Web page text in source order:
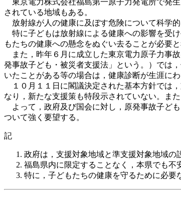
東京電力株式会社福島第一原子力発電所で発
されている地域もある。
放射線が人の健康に及ぼす危険について科学
特に子どもは放射線による健康への影響を受
もたちの健康への懸念をぬぐい去ることが必要と
また，昨年６月に成立した東京電力原子力事
発事故子ども・被災者支援法」という。）では
いたことがある等の場合は，健康診断が生涯に
１０月１１日に閣議決定された基本方針では
なり，新たな支援策も特段示されていない。ま
よって，政府及び国会に対し，原発事故子ど
ついて強く要望する。
記
政府は，支援対象地域と準支援対象地域の
福島県内に限定することなく，本県でも不
特に，子どもたちの健康を守るために必要